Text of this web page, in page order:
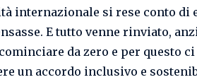
internazionale si rese conto di
E tutto venne rinviato,
da zero e per questo
un accordo inclusivo e